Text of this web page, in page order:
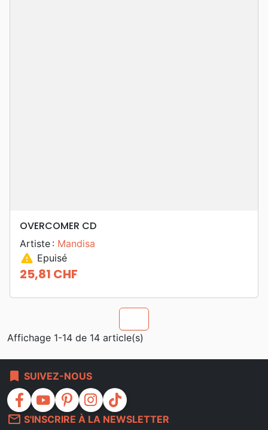
OVERCOMER CD
Artiste : Mandisa
warning Epuisé
Prix
25,81 CHF
Affichage 1-14 de 14 article(s)
bookmark SUIVEZ-NOUS
facebook youtube pinterest instagram
tiktok
mail_outline S'INSCRIRE À LA NEWSLETTER